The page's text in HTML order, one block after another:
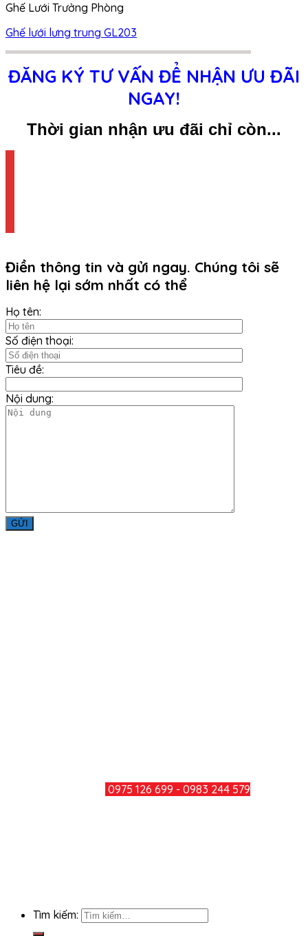
Ghế Lưới Trưởng Phòng
Ghế lưới lưng trung GL203
ĐĂNG KÝ TƯ VẤN ĐỂ NHẬN ƯU ĐÃI
NGAY!
Thời gian nhận ưu đãi chỉ còn...
Điền thông tin và gửi ngay. Chúng tôi sẽ
liên hệ lại sớm nhất có thể
Họ tên:
Số điện thoại:
Tiêu đề:
Nội dung:
0975 126 699 - 0983 244 579
Tìm kiếm: